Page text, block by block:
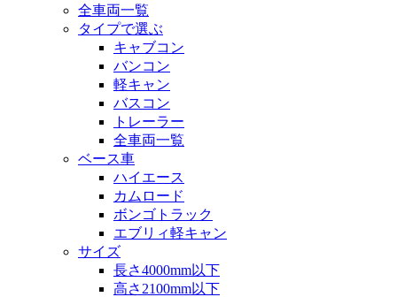
全車両一覧
タイプで選ぶ
キャブコン
バンコン
軽キャン
バスコン
トレーラー
全車両一覧
ベース車
ハイエース
カムロード
ボンゴトラック
エブリィ軽キャン
サイズ
長さ4000mm以下
高さ2100mm以下